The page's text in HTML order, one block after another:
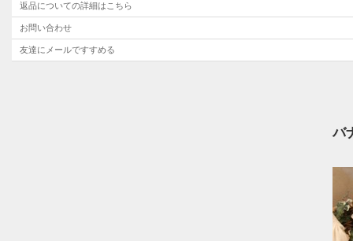
返品についての詳細はこちら
お問い合わせ
友達にメールですすめる
バ